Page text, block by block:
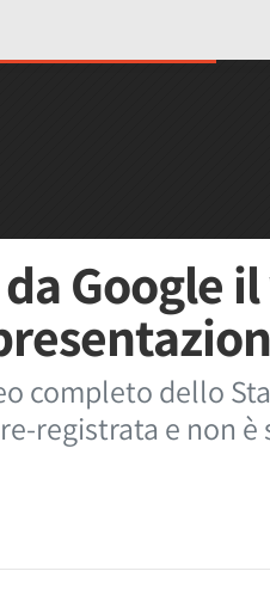
Google
completo dello
registrata e non